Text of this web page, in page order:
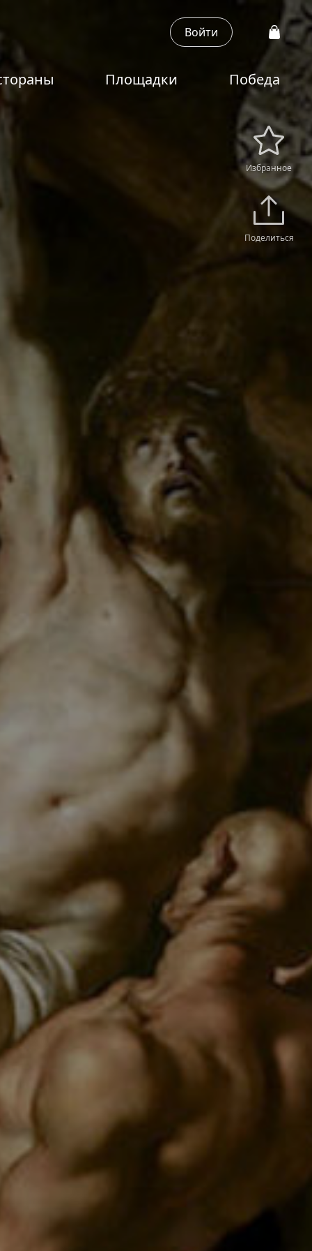
Войти
Площадки Победа
Избранное
Поделиться